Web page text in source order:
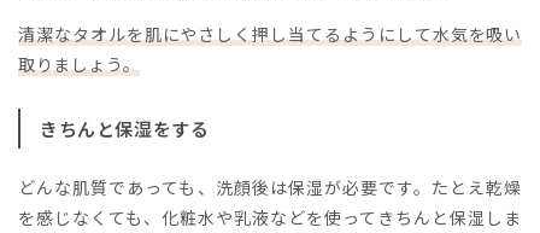
清潔なタオルを肌にやさしく押し当てるようにして水気を吸い
取りましょう。
きちんと保湿をする
どんな肌質であっても、洗顔後は保湿が必要です。たとえ乾燥
を感じなくても、化粧水や乳液などを使ってきちんと保湿しま